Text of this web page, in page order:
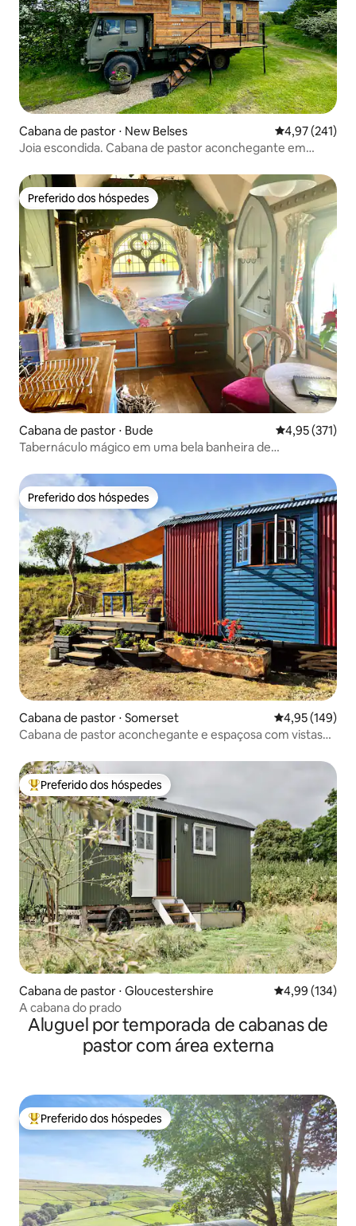
Cabana de pastor ⋅ New Belses 4,97 de uma
4,97 (241)
Joia escondida. Cabana de pastor aconchegante em
Preferido dos hóspedes
Preferido dos hóspedes
Cabana de pastor ⋅ Bude 4,95 de uma
4,95 (371)
Tabernáculo mágico em uma bela banheira de
Preferido dos hóspedes
Preferido dos hóspedes
Cabana de pastor ⋅ Somerset 4,95 de uma
4,95 (149)
Cabana de pastor aconchegante e espaçosa com vistas
Entre os melhores preferidos dos hóspedes
Preferido dos hóspedes
Cabana de pastor ⋅ Gloucestershire 4,99 de uma
4,99 (134)
A cabana do prado
Aluguel por temporada de cabanas de
pastor com área externa
Entre os melhores preferidos dos hóspedes
Preferido dos hóspedes